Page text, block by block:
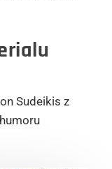
Sudeikis z